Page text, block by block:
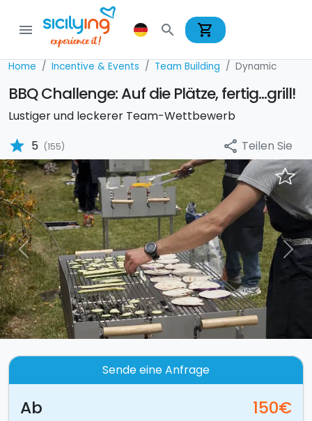
menu search shopping_cart
Home Incentive & Events Team Building Dynamic
BBQ Challenge: Auf die Plätze, fertig...grill!
Lustiger und leckerer Team-Wettbewerb
star 5 (155) share Teilen Sie
Previous Next
Sende eine Anfrage
Ab 150€